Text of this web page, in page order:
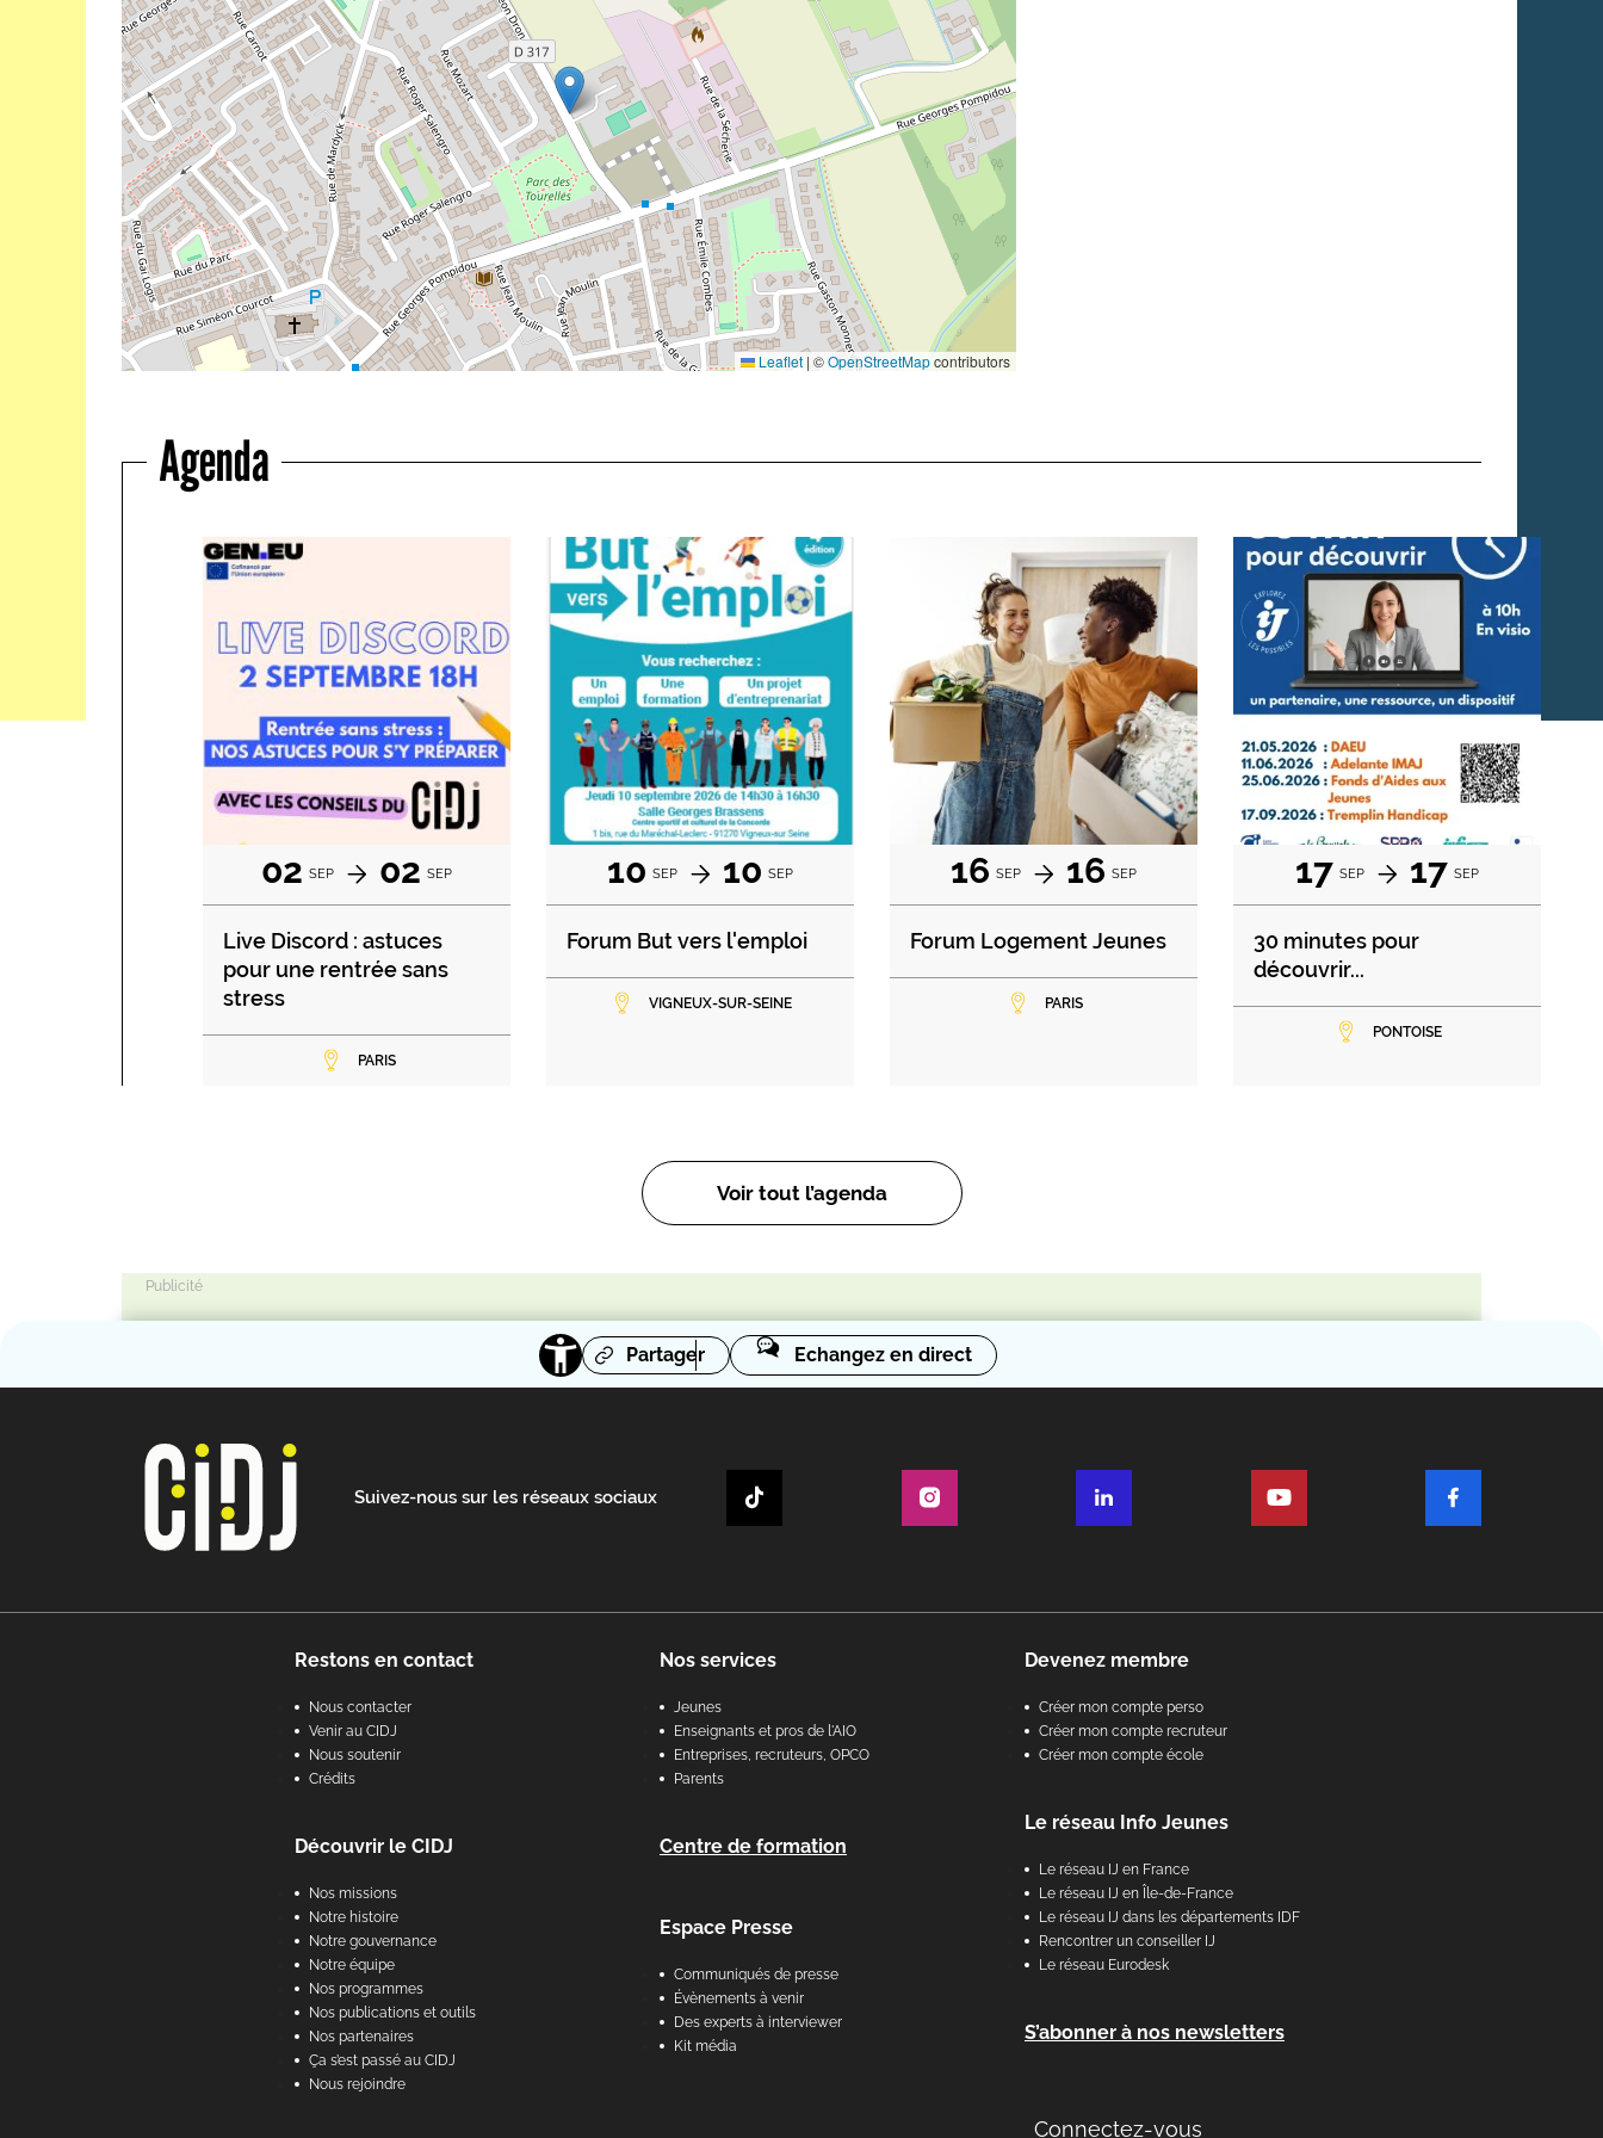
Leaflet | ©OpenStreetMapcontributors
Agenda
02 SEP 02 SEP
Live Discord : astuces
pour une rentrée sans
stress
PARIS
10 SEP 10 SEP
Forum But vers l'emploi
VIGNEUX-SUR-SEINE
16 SEP 16 SEP
Forum Logement Jeunes
PARIS
17 SEP 17 SEP
30 minutes pour
découvrir...
PONTOISE
Voir tout l’agenda
Partager Echangez en direct
Suivez-nous sur les réseaux sociaux
Restons en contact
Nous contacter
Venir au CIDJ
Nous soutenir
Crédits
Découvrir le CIDJ
Nos missions
Notre histoire
Notre gouvernance
Notre équipe
Nos programmes
Nos publications et outils
Nos partenaires
Ça s’est passé au CIDJ
Nous rejoindre
Nos services
Jeunes
Enseignants et pros de l'AIO
Entreprises, recruteurs, OPCO
Parents
Centre de formation
Espace Presse
Communiqués de presse
Évènements à venir
Des experts à interviewer
Kit média
Devenez membre
Créer mon compte perso
Créer mon compte recruteur
Créer mon compte école
Le réseau Info Jeunes
Le réseau IJ en France
Le réseau IJ en Île-de-France
Le réseau IJ dans les départements IDF
Rencontrer un conseiller IJ
Le réseau Eurodesk
S’abonner à nos newsletters
Connectez-vous